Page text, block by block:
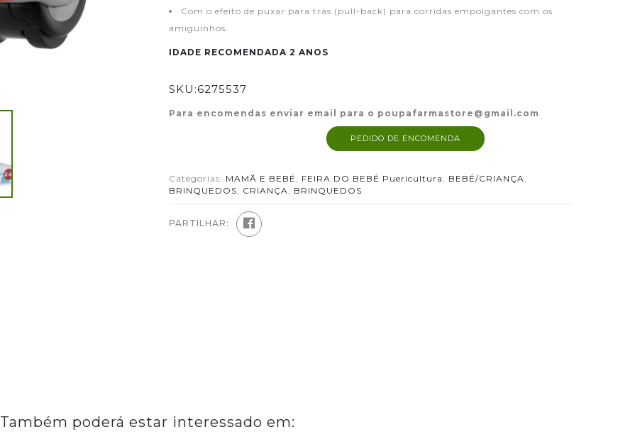
Com o efeito de puxar para trás (pull-back) para corridas empolgantes com os
amiguinhos.
IDADE RECOMENDADA 2 ANOS
SKU:6275537
Para encomendas enviar email para o poupafarmastore@gmail.com
PEDIDO DE ENCOMENDA
Categorias: MAMÃ E BEBÉ , FEIRA DO BEBÉ Puericultura , BEBÉ/CRIANÇA,
BRINQUEDOS, CRIANÇA, BRINQUEDOS
PARTILHAR:
Também poderá estar interessado em: